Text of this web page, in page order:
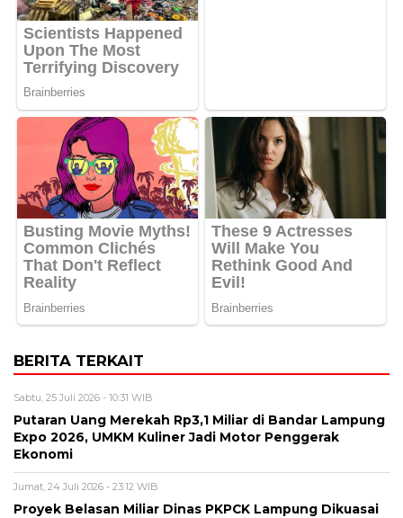
BERITA TERKAIT
Sabtu, 25 Juli 2026 - 10:31 WIB
Putaran Uang Merekah Rp3,1 Miliar di Bandar Lampung
Expo 2026, UMKM Kuliner Jadi Motor Penggerak
Ekonomi
Jumat, 24 Juli 2026 - 23:12 WIB
Proyek Belasan Miliar Dinas PKPCK Lampung Dikuasai